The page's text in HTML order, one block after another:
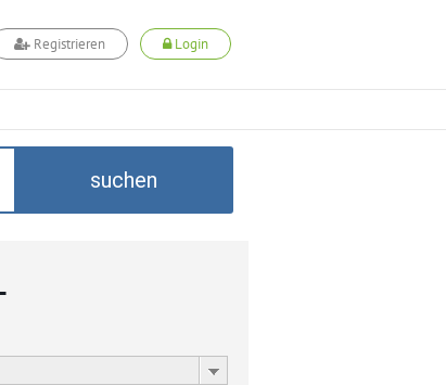
Registrieren Login
suchen